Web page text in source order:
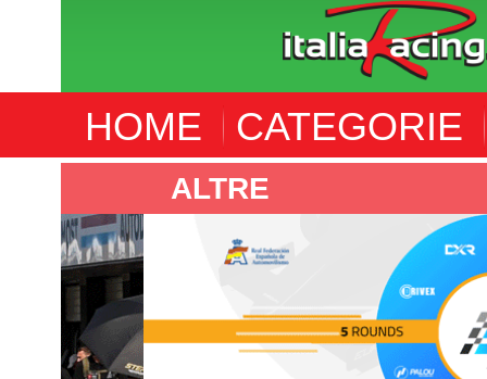
HOME CATEGORIE
ALTRE